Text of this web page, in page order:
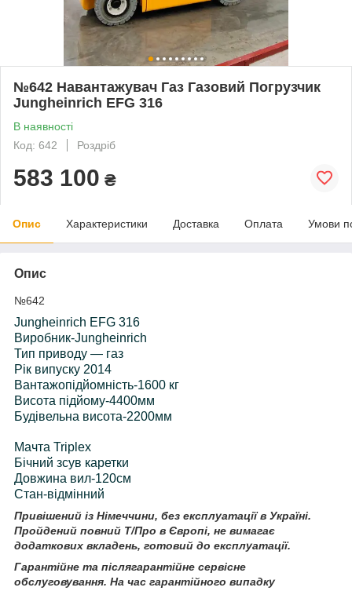
№642 Навантажувач Газ Газовий Погрузчик
Jungheinrich EFG 316
В наявності
Код: 642
Роздріб
583 100 ₴
Опис Характеристики Доставка Оплата Умови
Опис
№642
Jungheinrich EFG 316
Виробник-Jungheinrich
Тип приводу — газ
Рік випуску 2014
Вантажопідйомність-1600 кг
Висота підйому-4400мм
Будівельна висота-2200мм
Мачта Triplex
Бічний зсув каретки
Довжина вил-120см
Стан-відмінний
Привішений із Німеччини, без експлуатації в Україні.
Пройдений повний Т/Про в Європі, не вимагає
додаткових вкладень, готовий до експлуатації.
Гарантійне та післягарантійне сервісне
обслуговування. На час гарантійного випадку